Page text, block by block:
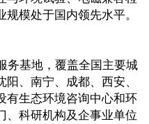
模处于国内领先水平。
务基地，覆盖全国主要城
、南宁、成都、西安、
有生态环境咨询中心和环
、科研机构及企事业单位